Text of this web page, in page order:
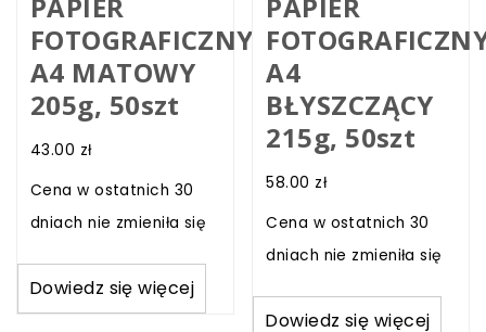
FOTOGRAFICZNY
A4 MATOWY
205g, 50szt
43.00 zł
Cena w ostatnich 30
dniach nie zmieniła się
Dowiedz się więcej
A4
BŁYSZCZĄCY
215g, 50szt
58.00 zł
Cena w ostatnich 30
dniach nie zmieniła się
Dowiedz się więcej